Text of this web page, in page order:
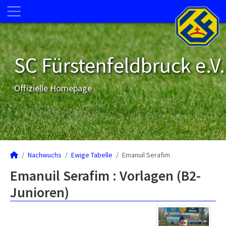
SC Fürstenfeldbruck e.V.
Offizielle Homepage
Nachwuchs Ewige Tabelle Emanuil Serafim
Emanuil Serafim : Vorlagen (B2-
Junioren)